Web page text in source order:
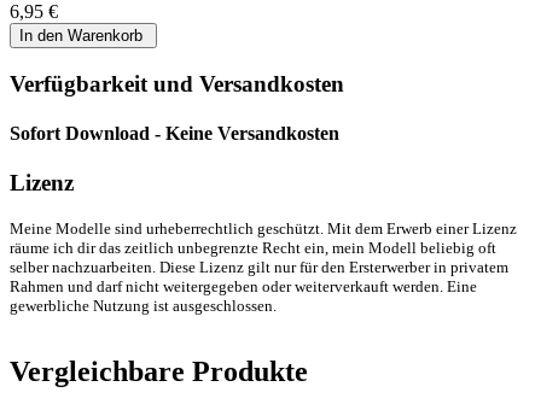
6,95 €
Verfügbarkeit und Versandkosten
Sofort Download - Keine Versandkosten
Lizenz
Meine Modelle sind urheberrechtlich geschützt. Mit dem Erwerb einer Lizenz
räume ich dir das zeitlich unbegrenzte Recht ein, mein Modell beliebig oft
selber nachzuarbeiten. Diese Lizenz gilt nur für den Ersterwerber in privatem
Rahmen und darf nicht weitergegeben oder weiterverkauft werden. Eine
gewerbliche Nutzung ist ausgeschlossen.
Vergleichbare Produkte